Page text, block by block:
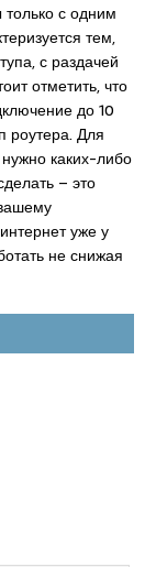
с одним
тем,
с раздачей
отметить, что
до 10
роутера. Для
каких-либо
– это
уже у
не снижая